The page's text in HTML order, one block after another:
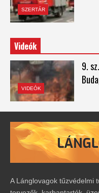
SZERTÁR
Videók
VIDEÓK
9.
A Lánglovagok tűzvédelmi